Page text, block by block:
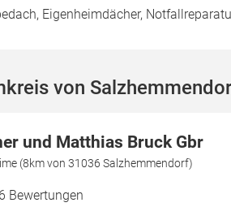
Eigenheimdächer,
von
und Matthias Bruck Gbr
(8km von 31036 Salzhemmendorf)
Bewertungen